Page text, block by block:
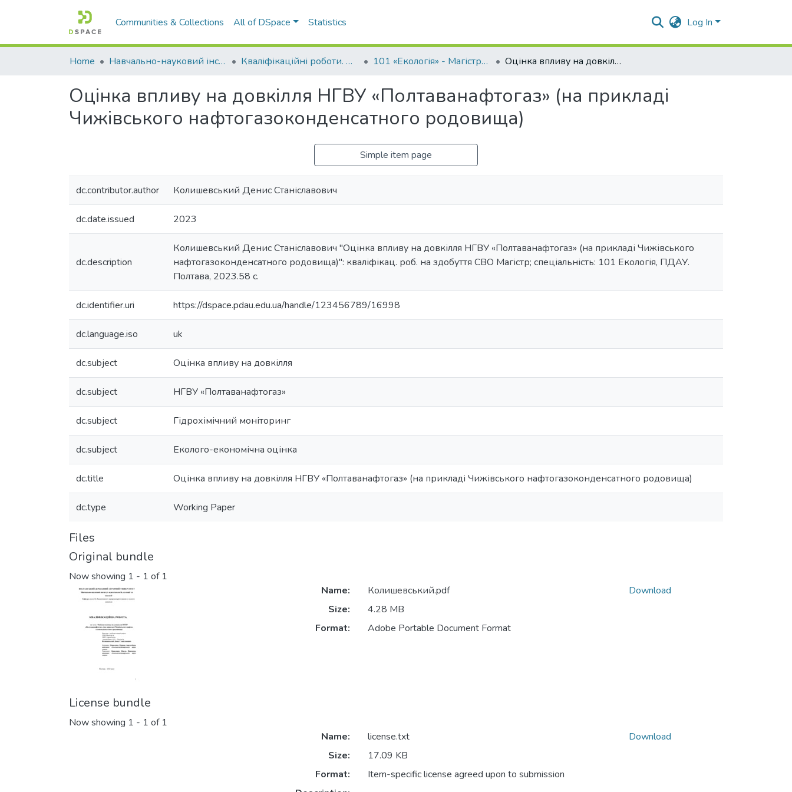
Communities & Collections All of DSpace Statistics Log In
Home Навчально-науковий інститут агротехнологій, селекції та екології Кваліфікаційні роботи. ННІ агротехнологій, селекції та екології 101 «Екологія» - Магістри 2023-2024 Оцінка впливу на довкілля НГВУ «Полтаванафтогаз» (на прикладі Чижівського нафтогазоконденсатного родовища)
Оцінка впливу на довкілля НГВУ «Полтаванафтогаз» (на прикладі
Чижівського нафтогазоконденсатного родовища)
Simple item page
dc.contributor.author Колишевський Денис Станіславович
dc.date.issued 2023
dc.description
Колишевський Денис Станіславович "Оцінка впливу на довкілля НГВУ «Полтаванафтогаз» (на прикладі Чижівського
нафтогазоконденсатного родовища)": кваліфікац. роб. на здобуття СВО Магістр; спеціальність: 101 Екологія, ПДАУ.
Полтава, 2023.58 с.
dc.identifier.uri https://dspace.pdau.edu.ua/handle/123456789/16998
dc.language.iso uk
dc.subject Оцінка впливу на довкілля
dc.subject НГВУ «Полтаванафтогаз»
dc.subject Гідрохімічний моніторинг
dc.subject Еколого-економічна оцінка
dc.title Оцінка впливу на довкілля НГВУ «Полтаванафтогаз» (на прикладі Чижівського нафтогазоконденсатного родовища)
dc.type Working Paper
Files
Original bundle
Now showing 1 - 1 of 1
Name:
Колишевський.pdf
Size:
4.28 MB
Format:
Adobe Portable Document Format
Download
License bundle
Now showing 1 - 1 of 1
Name:
license.txt
Size:
17.09 KB
Format:
Item-specific license agreed upon to submission
Download